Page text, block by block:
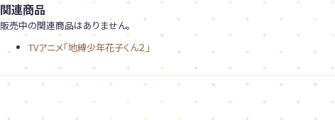
関連商品
販売中の関連商品はありません。
TVアニメ「地縛少年花子くん２」